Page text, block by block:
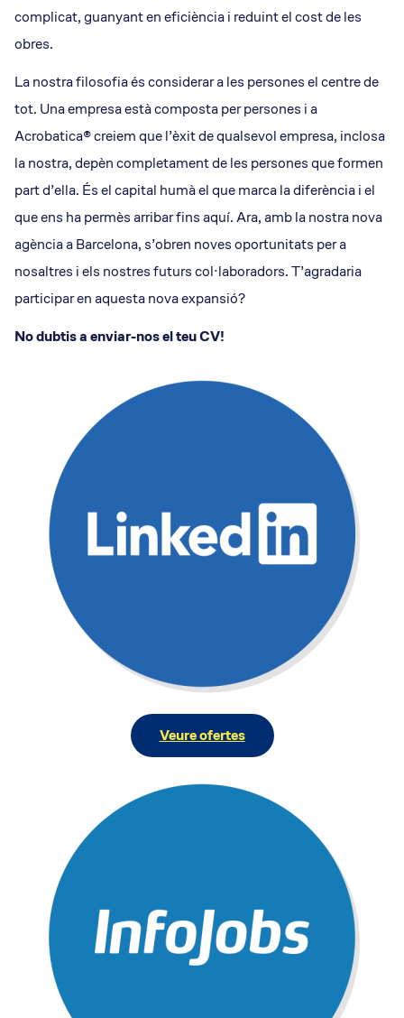
complicat, guanyant en eficiència i reduint el cost de les
obres.
La nostra filosofia és considerar a les persones el centre de
tot. Una empresa està composta per persones i a
Acrobatica® creiem que l’èxit de qualsevol empresa, inclosa
la nostra, depèn completament de les persones que formen
part d’ella. És el capital humà el que marca la diferència i el
que ens ha permès arribar fins aquí. Ara, amb la nostra nova
agència a Barcelona, s’obren noves oportunitats per a
nosaltres i els nostres futurs col·laboradors. T’agradaria
participar en aquesta nova expansió?
No dubtis a enviar-nos el teu CV!
Veure ofertes